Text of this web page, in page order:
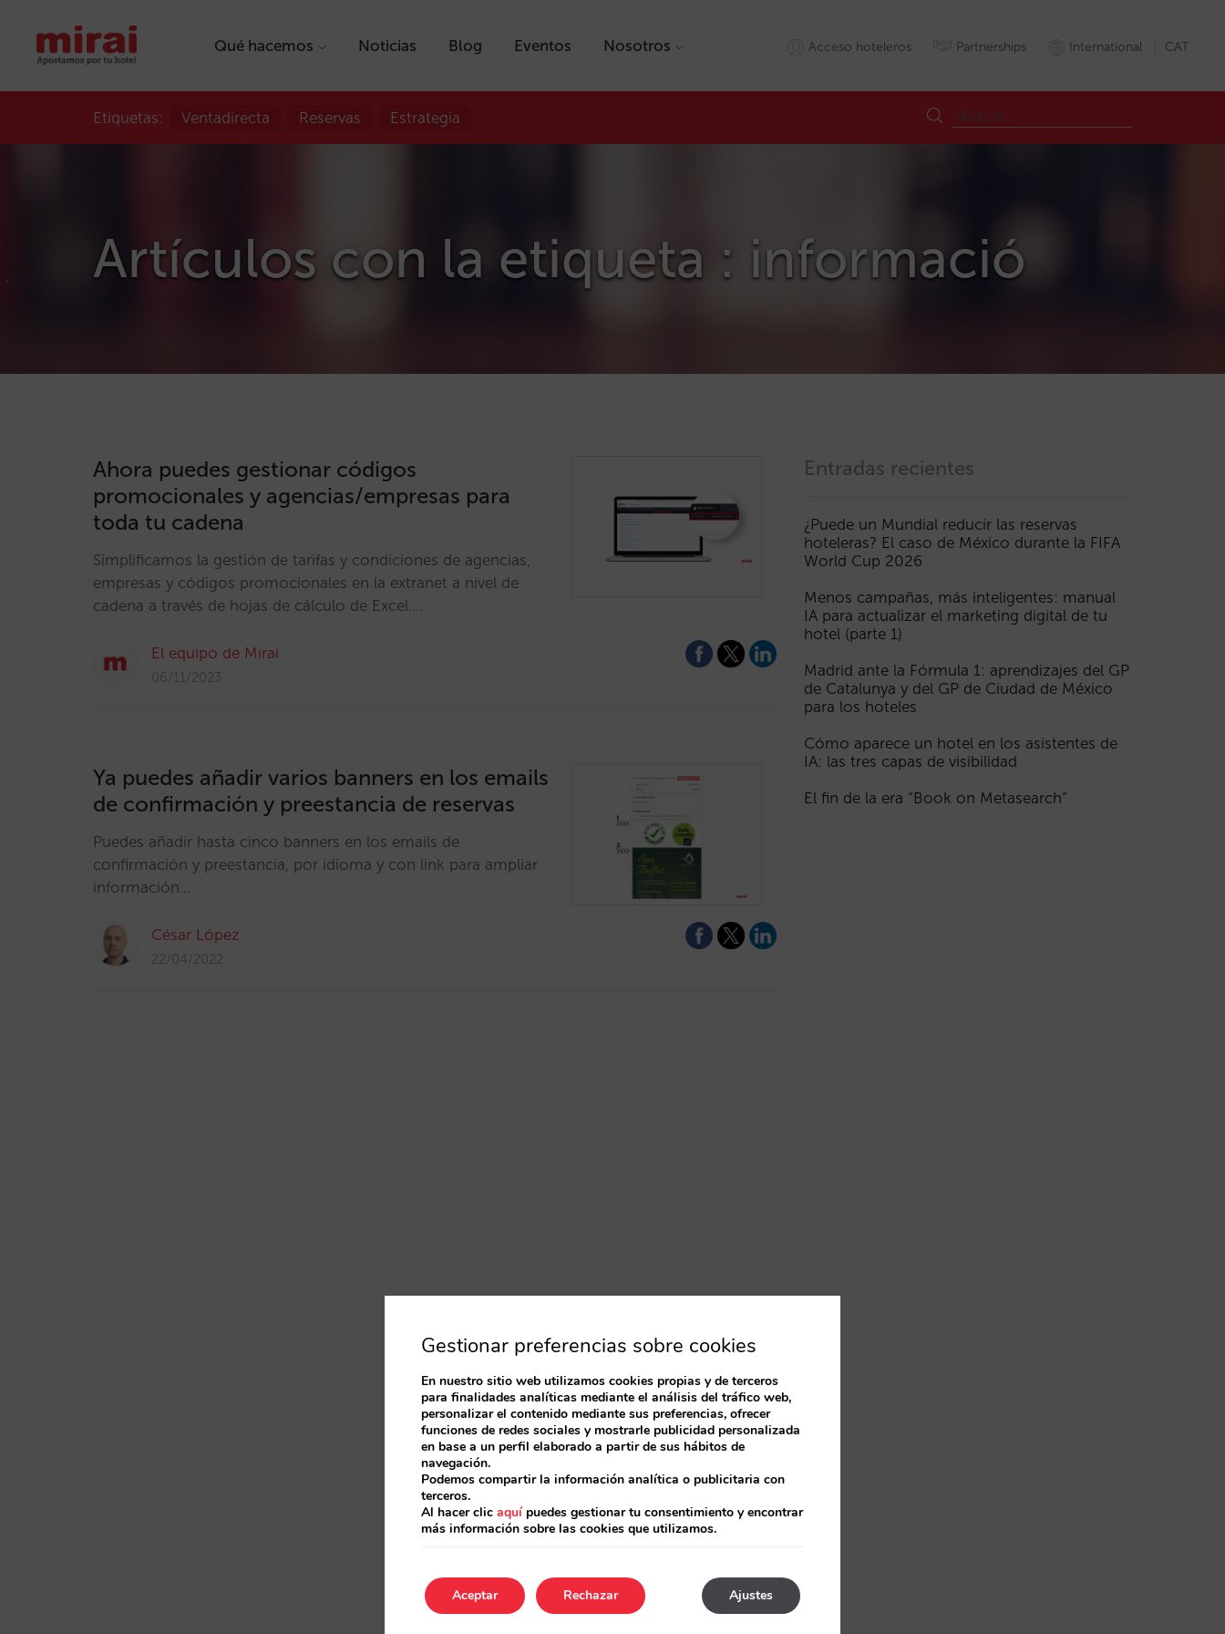
Qué hacemos Noticias Blog Eventos Nosotros Acceso hoteleros Partnerships International CAT
Etiquetas: Ventadirecta Reservas Estrategia
Artículos con la etiqueta : informació
Ahora puedes gestionar códigos
promocionales y agencias/empresas para
toda tu cadena
Simplificamos la gestión de tarifas y condiciones de agencias,
empresas y códigos promocionales en la extranet a nivel de
cadena a través de hojas de cálculo de Excel.…
El equipo de Mirai
06/11/2023
Ya puedes añadir varios banners en los emails
de confirmación y preestancia de reservas
Puedes añadir hasta cinco banners en los emails de
confirmación y preestancia, por idioma y con link para ampliar
información…
César López
22/04/2022
Entradas recientes
¿Puede un Mundial reducir las reservas
hoteleras? El caso de México durante la FIFA
World Cup 2026
Menos campañas, más inteligentes: manual
IA para actualizar el marketing digital de tu
hotel (parte 1)
Madrid ante la Fórmula 1: aprendizajes del GP
de Catalunya y del GP de Ciudad de México
para los hoteles
Cómo aparece un hotel en los asistentes de
IA: las tres capas de visibilidad
El fin de la era “Book on Metasearch”
Gestionar preferencias sobre cookies
En nuestro sitio web utilizamos cookies propias y de terceros
para finalidades analíticas mediante el análisis del tráfico web,
personalizar el contenido mediante sus preferencias, ofrecer
funciones de redes sociales y mostrarle publicidad personalizada
en base a un perfil elaborado a partir de sus hábitos de
navegación.
Podemos compartir la información analítica o publicitaria con
terceros.
Al hacer clic aquípuedes gestionar tu consentimiento y encontrar
más información sobre las cookies que utilizamos.
Aceptar Ajustes
Rechazar